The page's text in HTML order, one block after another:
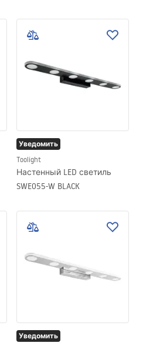
Уведомить
Toolight
Настенный LED светиль
SWE055-W BLACK
Уведомить